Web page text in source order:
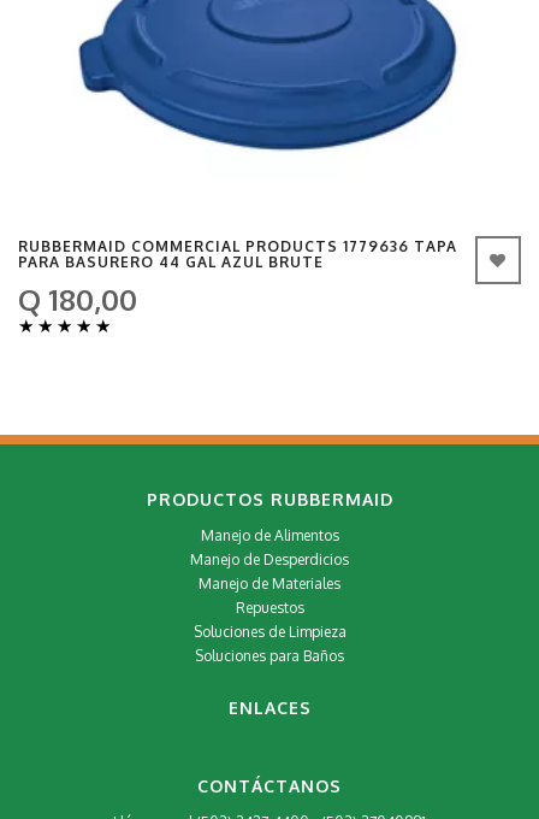
RUBBERMAID COMMERCIAL PRODUCTS 1779636 TAPA
PARA BASURERO 44 GAL AZUL BRUTE
Q 180,00
★ ★ ★ ★ ★
PRODUCTOS RUBBERMAID
Manejo de Alimentos
Manejo de Desperdicios
Manejo de Materiales
Repuestos
Soluciones de Limpieza
Soluciones para Baños
ENLACES
CONTÁCTANOS